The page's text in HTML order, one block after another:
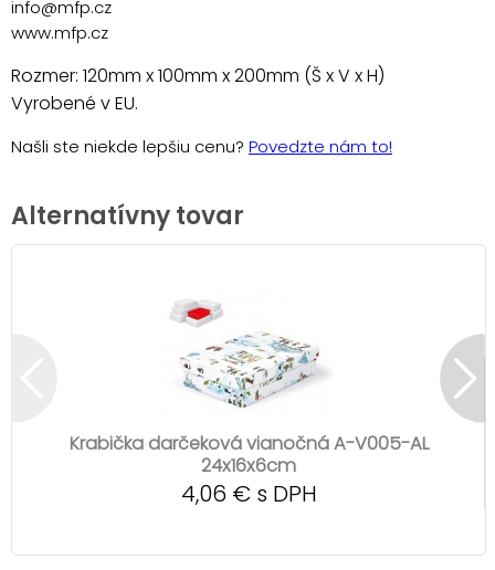
info@mfp.cz
www.mfp.cz
Rozmer: 120mm x 100mm x 200mm (Š x V x H)
Vyrobené v EU.
Našli ste niekde lepšiu cenu? Povedzte nám to!
Alternatívny tovar
Krabička darčeková vianočná A-V005-AL
24x16x6cm
4,06 € s DPH